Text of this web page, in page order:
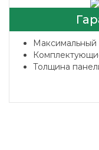
Толщина